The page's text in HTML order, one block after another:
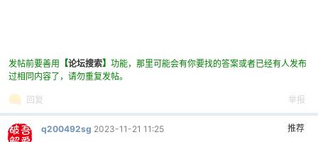
发帖前要善用 【论坛搜索】 功能，那里可能会有你要找的答案或者已经有人发布
过相同内容了，请勿重复发帖。
回复 举报
推荐
q200492sg 2023-11-21 11:25